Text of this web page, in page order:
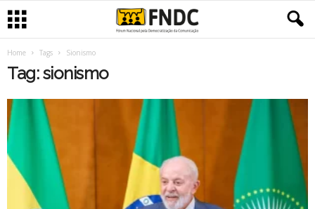
Home Tags Sionismo
Tag: sionismo